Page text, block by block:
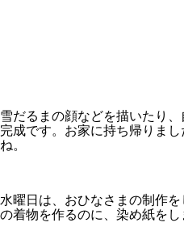
雪だるまの顔などを描いたり
完成です。お家に持ち帰りま
ね。
水曜日は、おひなさまの制作
の着物を作るのに、染め紙をし